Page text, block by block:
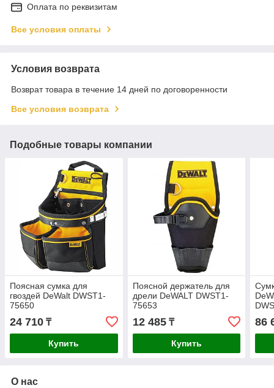
Оплата по реквизитам
Все условия оплаты
Условия возврата
Возврат товара в течение 14 дней по договоренности
Все условия возврата
Подобные товары компании
Поясная сумка для
гвоздей DeWalt DWST1-
75650
24 710 ₸
Купить
Поясной держатель для
дрели DeWALT DWST1-
75653
12 485₸
Купить
86
О нас